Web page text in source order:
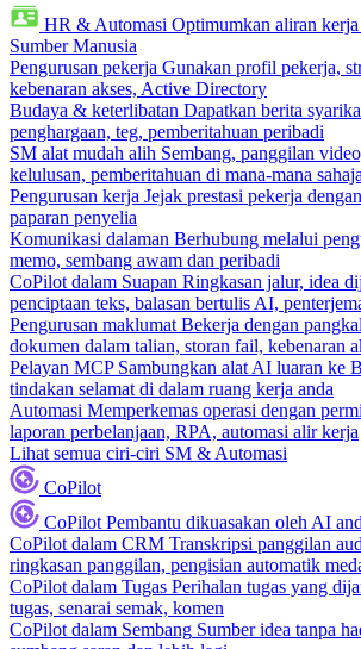
HR & Automasi Optimumkan aliran
Sumber Manusia
Pengurusan pekerja Gunakan profil pekerja,
kebenaran akses, Active Directory
Budaya & keterlibatan Dapatkan berita
penghargaan, teg, pemberitahuan peribadi
SM alat mudah alih Sembang, panggilan
kelulusan, pemberitahuan di mana-mana sahaja
Pengurusan kerja Jejak prestasi pekerja
paparan penyelia
Komunikasi dalaman Berhubung melalui
memo, sembang awam dan peribadi
CoPilot dalam Suapan Ringkasan jalur, idea
penciptaan teks, balasan bertulis AI,
Pengurusan maklumat Bekerja dengan
dokumen dalam talian, storan fail, kebenaran
Pelayan MCP Sambungkan alat AI luaran ke
tindakan selamat di dalam ruang kerja anda
Automasi Memperkemas operasi dengan
laporan perbelanjaan, RPA, automasi alir kerja
Lihat semua ciri-ciri SM & Automasi
CoPilot
CoPilot Pembantu dikuasakan oleh AI
CoPilot dalam CRM Transkripsi panggilan
ringkasan panggilan, pengisian automatik
CoPilot dalam Tugas Perihalan tugas yang
tugas, senarai semak, komen
CoPilot dalam Sembang Sumber idea tanpa